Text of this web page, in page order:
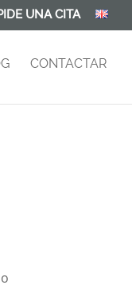
UNA CITA
CONTACTAR